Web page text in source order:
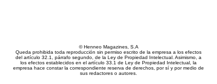
© Henneo Magazines, S.A
Queda prohibida toda reproducción sin permiso escrito de la empresa a los efectos
del artículo 32.1, párrafo segundo, de la Ley de Propiedad Intelectual. Asimismo, a
los efectos establecidos en el artículo 33.1 de Ley de Propiedad Intelectual, la
empresa hace constar la correspondiente reserva de derechos, por sí y por medio de
sus redactores o autores.